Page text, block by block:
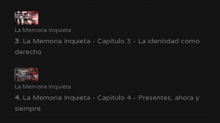
La Memoria Inquieta
3. La Memoria Inquieta - Capítulo 3 - La identidad como
derecho
La Memoria Inquieta
4. La Memoria Inquieta - Capítulo 4 - Presentes, ahora y
siempre.